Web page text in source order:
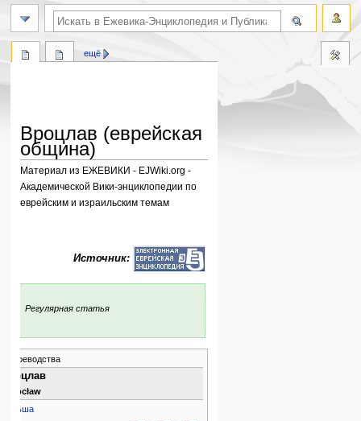
Вроцлав (еврейская
община)
Материал из ЕЖЕВИКИ - EJWiki.org -
Академической Вики-энциклопедии по
еврейским и израильским темам
Источник:
Регулярная статья
воеводства
Вроцлав
Wrocław
Польша
ещё
поиск по словам